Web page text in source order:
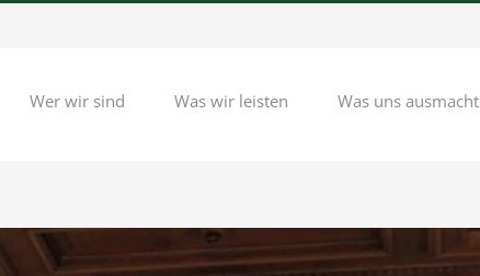
Wer wir sind Was wir leisten Was uns ausmacht